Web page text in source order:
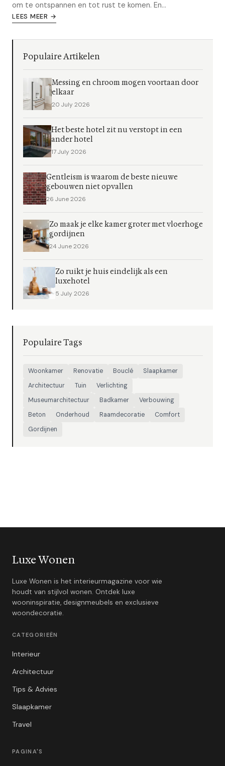
om te ontspannen en tot rust te komen. En...
LEES MEER →
Populaire Artikelen
Messing en chroom mogen voortaan door
elkaar
20 July 2026
Het beste hotel zit nu verstopt in een
ander hotel
17 July 2026
Gentleism is waarom de beste nieuwe
gebouwen niet opvallen
26 June 2026
Zo maak je elke kamer groter met vloerhoge
gordijnen
24 June 2026
Zo ruikt je huis eindelijk als een
luxehotel
5 July 2026
Populaire Tags
Woonkamer Renovatie Bouclé
Slaapkamer
Architectuur
Tuin
Verlichting
Museumarchitectuur
Badkamer
Verbouwing
Beton
Onderhoud Raamdecoratie
Comfort
Gordijnen
Luxe Wonen
Luxe Wonen is het interieurmagazine voor wie
houdt van stijlvol wonen. Ontdek luxe
wooninspiratie, designmeubels en exclusieve
woondecoratie.
CATEGORIEËN
Interieur
Architectuur
Tips & Advies
Slaapkamer
Travel
PAGINA'S